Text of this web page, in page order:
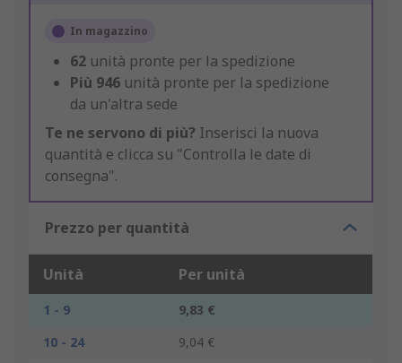
In magazzino
62 unità pronte per la spedizione
Più 946 unità pronte per la spedizione
da un'altra sede
Te ne servono di più? Inserisci la nuova
quantità e clicca su "Controlla le date di
consegna".
Prezzo per quantità
Unità Per unità
1 - 9
9,83 €
10 - 24
9,04 €